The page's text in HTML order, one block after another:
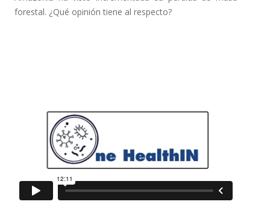
forestal. ¿Qué opinión tiene al respecto?